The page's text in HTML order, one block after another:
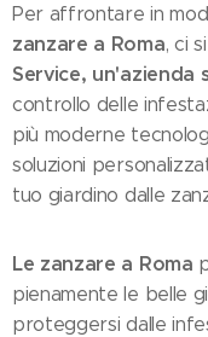
Per affrontare in
zanzare a Roma, ci
Service, un'azienda
controllo delle
più moderne
soluzioni
tuo giardino dalle
Le zanzare a Roma
pienamente le belle
proteggersi dalle